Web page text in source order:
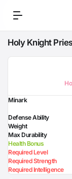
Holy Knight
Minark
Defense Ability
Weight
Max Durability
Health Bonus
Required Level
Required Strength
Required Intelligence